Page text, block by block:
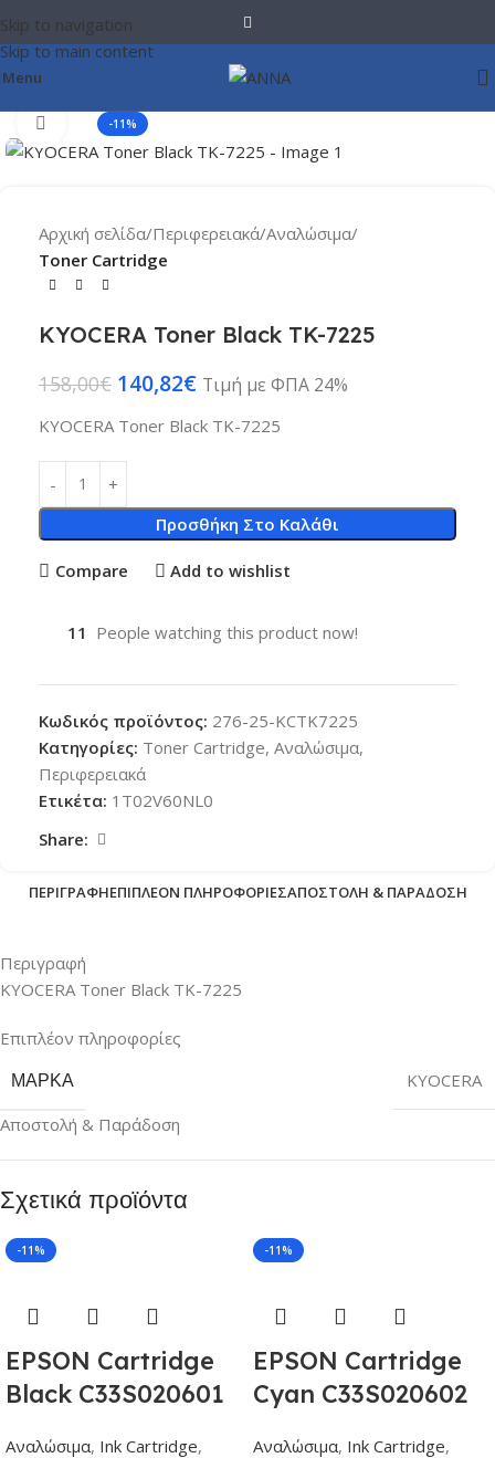
Skip to navigation
Skip to main content
Menu
-11%
Click to enlarge
Αρχική σελίδα Περιφερειακά Αναλώσιμα
Toner Cartridge
KYOCERA Toner Black TK-7225
158,00€ 140,82€ Τιμή με ΦΠΑ 24%
KYOCERA Toner Black TK-7225
Προσθήκη Στο Καλάθι
Compare Add to wishlist
11 People watching this product now!
Κωδικός προϊόντος: 276-25-KCTK7225
Κατηγορίες: Toner Cartridge, Αναλώσιμα,
Περιφερειακά
Ετικέτα: 1T02V60NL0
Share:
ΠΕΡΙΓΡΑΦΉΕΠΙΠΛΈΟΝ ΠΛΗΡΟΦΟΡΊΕΣΑΠΟΣΤΟΛΉ & ΠΑΡΆΔΟΣΗ
Περιγραφή
KYOCERA Toner Black TK-7225
Επιπλέον πληροφορίες
ΜΆΡΚΑ
KYOCERA
Αποστολή & Παράδοση
Σχετικά προϊόντα
-11%
EPSON Cartridge
Black C33S020601
Αναλώσιμα, Ink Cartridge,
-11%
EPSON Cartridge
Cyan C33S020602
Αναλώσιμα, Ink Cartridge,